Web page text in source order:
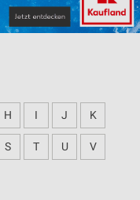
H I J K
S T U V